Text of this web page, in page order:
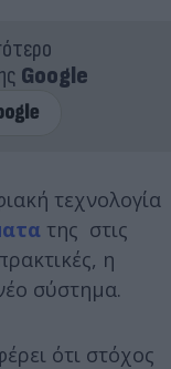
Google
τεχνολογία
της στις
η
σύστημα.
ότι στόχος